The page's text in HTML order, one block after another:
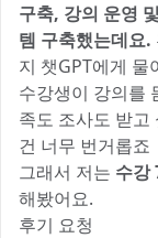
구축, 강의 운영
템 구축했는데요.
지 챗GPT에게 물
수강생이 강의를
족도 조사도 받
건 너무 번거롭죠
그래서 저는 수강
해봤어요.
후기 요청 📩